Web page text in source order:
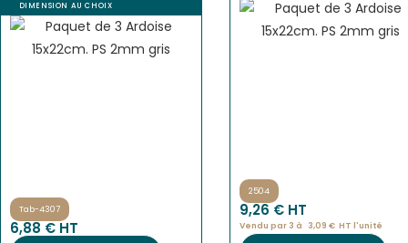
DIMENSION AU CHOIX
Tab-4307
6,88 € HT
2504
9,26 € HT
Vendu par 3 à 3,09 € HT l'unité